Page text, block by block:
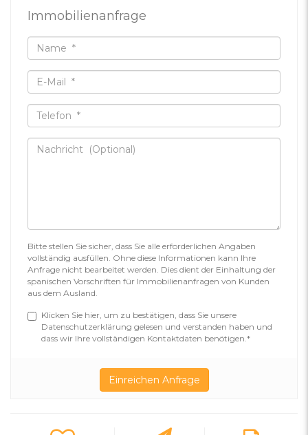
Immobilienanfrage
Bitte stellen Sie sicher, dass Sie alle erforderlichen Angaben
vollständig ausfüllen. Ohne diese Informationen kann Ihre
Anfrage nicht bearbeitet werden. Dies dient der Einhaltung der
spanischen Vorschriften für Immobilienanfragen von Kunden
aus dem Ausland.
Klicken Sie hier, um zu bestätigen, dass Sie unsere
Datenschutzerklärung gelesen und verstanden haben und
dass wir Ihre vollständigen Kontaktdaten benötigen.*